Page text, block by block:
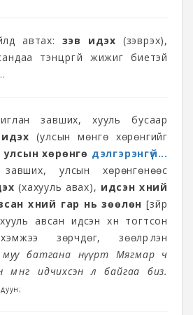
автах: зэв идэх (зэврэх),
тэнцүүргүй жижиг биетэй
завших, хууль бусаар
(улсын мөнгө хөрөнгийг
улсын хөрөнгө дэлгэрэнгүй...
улсын хөрөнгөнөөс
(хахууль авах), идсэн хүний
хүний гар нь зөөлөн [зүйр
авсан идсэн хүн тогтсон
зөрчдөг, зөөлрүүлэн
муу батгана нүүрт Мягмар ч
мөнгө идчихсэн л байгаа биз.